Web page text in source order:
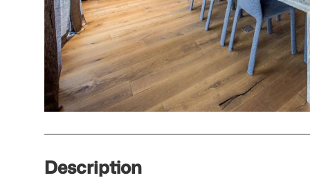
Description